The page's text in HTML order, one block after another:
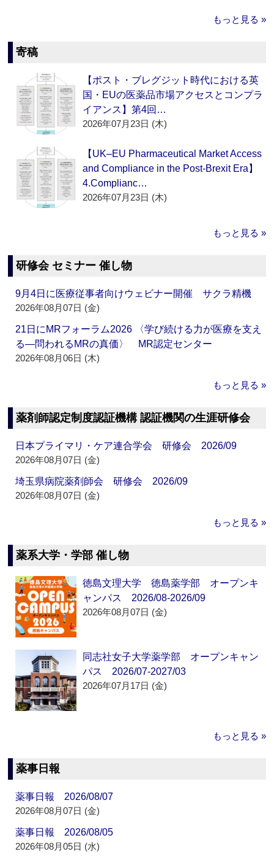
もっと見る »
寄稿
【ポスト・ブレグジット時代における英
国・EUの医薬品市場アクセスとコンプラ
イアンス】第4回…
2026年07月23日 (木)
【UK–EU Pharmaceutical Market Access
and Compliance in the Post-Brexit Era】
4.Complianc…
2026年07月23日 (木)
もっと見る »
研修会 セミナー 催し物
9月4日に医療従事者向けウェビナー開催 サクラ精機
2026年08月07日 (金)
21日にMRフォーラム2026 〈学び続ける力が医療を支え
る―問われるMRの真価〉 MR認定センター
2026年08月06日 (木)
もっと見る »
薬剤師認定制度認証機構 認証機関の生涯研修会
日本プライマリ・ケア連合学会 研修会 2026/09
2026年08月07日 (金)
埼玉県病院薬剤師会 研修会 2026/09
2026年08月07日 (金)
もっと見る »
薬系大学・学部 催し物
徳島文理大学 徳島薬学部 オープンキ
ャンパス 2026/08-2026/09
2026年08月07日 (金)
同志社女子大学薬学部 オープンキャン
パス 2026/07-2027/03
2026年07月17日 (金)
もっと見る »
薬事日報
薬事日報 2026/08/07
2026年08月07日 (金)
薬事日報 2026/08/05
2026年08月05日 (水)